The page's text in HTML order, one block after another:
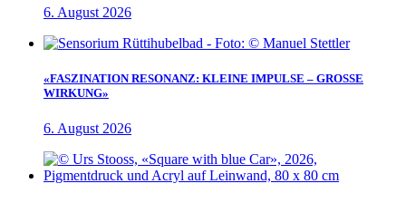
6. August 2026
«FASZINATION RESONANZ: KLEINE IMPULSE – GROSSE
WIRKUNG»
6. August 2026